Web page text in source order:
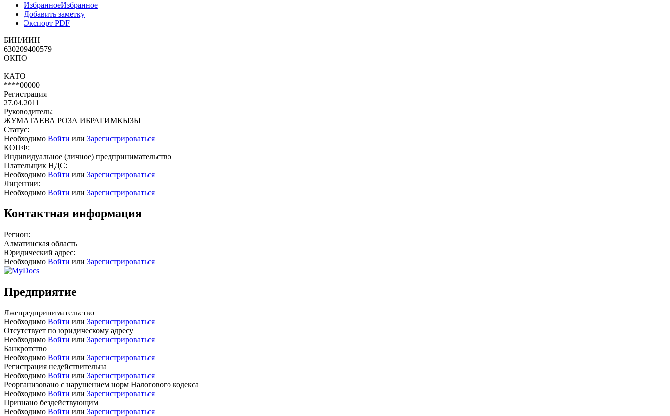
ИзбранноеИзбранное
Добавить заметку
Экспорт PDF
БИН/ИИН
630209400579
ОКПО
КАТО
****00000
Регистрация
27.04.2011
Руководитель:
ЖУМАТАЕВА РОЗА ИБРАГИМКЫЗЫ
Статус:
Необходимо Войти или Зарегистрироваться
КОПФ:
Индивидуальное (личное) предпринимательство
Плательщик НДС:
Необходимо Войти или Зарегистрироваться
Лицензии:
Необходимо Войти или Зарегистрироваться
Контактная информация
Регион:
Алматинская область
Юридический адрес:
Необходимо Войти или Зарегистрироваться
Предприятие
Лжепредпринимательство
Необходимо Войти или Зарегистрироваться
Отсутствует по юридическому адресу
Необходимо Войти или Зарегистрироваться
Банкротство
Необходимо Войти или Зарегистрироваться
Регистрация недействительна
Необходимо Войти или Зарегистрироваться
Реорганизовано с нарушением норм Налогового кодекса
Необходимо Войти или Зарегистрироваться
Признано бездействующим
Необходимо Войти или Зарегистрироваться